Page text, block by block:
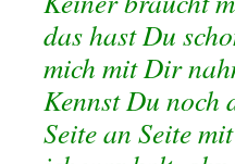
das hast Du
mich mit Dir
Kennst Du noch
Seite an Seite